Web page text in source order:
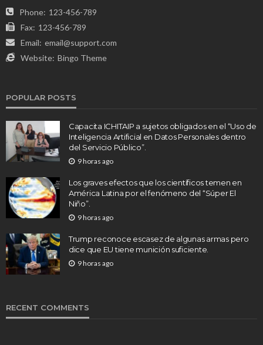
Phone: 123-456-789
Fax: 123-456-789
Email: email@support.com
Website: Bingo Theme
POPULAR POSTS
Capacita ICHITAIP a sujetos obligados en el “Uso de
Inteligencia Artificial en Datos Personales dentro
del Servicio Público”.
9 horas ago
Los graves efectos que los científicos temen en
América Latina por el fenómeno del “Súper El
Niño”.
9 horas ago
Trump reconoce escasez de algunas armas pero
dice que EU tiene munición suficiente.
9 horas ago
RECENT COMMENTS